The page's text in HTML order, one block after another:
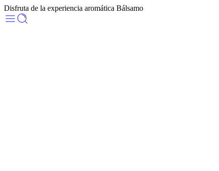
Disfruta de la experiencia aromática Bálsamo